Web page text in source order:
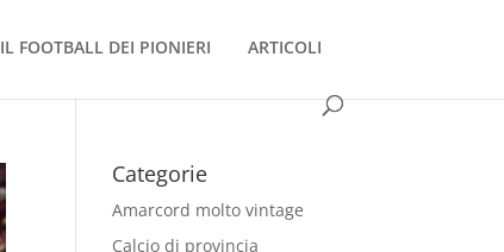
IL FOOTBALL DEI PIONIERI ARTICOLI
Categorie
Amarcord molto vintage
Calcio di provincia